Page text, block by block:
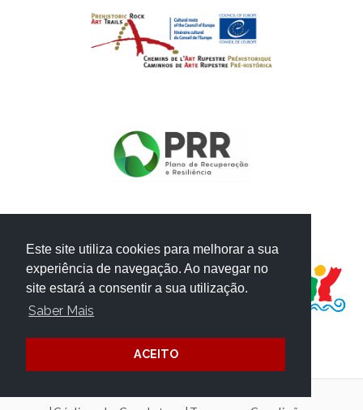
Este site utiliza cookies para melhorar a sua
experiência de navegação. Ao navegar no
site estará a consentir a sua utilização.
Saber Mais
ACEITO
PROJECTO FINANCIADO POR: